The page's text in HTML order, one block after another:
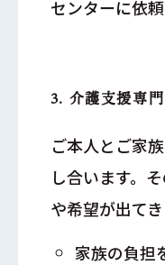
センターに依頼
3. 介護支援専
ご本人とご家
し合います。
や希望が出てき
家族の負担